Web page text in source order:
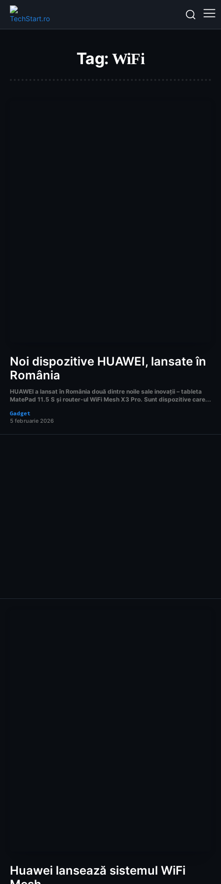
Tag: WiFi
Noi dispozitive HUAWEI, lansate în
România
HUAWEI a lansat în România două dintre noile sale inovații – tableta
MatePad 11.5 S și router-ul WiFi Mesh X3 Pro. Sunt dispozitive care...
Gadget
5 februarie 2026
Huawei lansează sistemul WiFi